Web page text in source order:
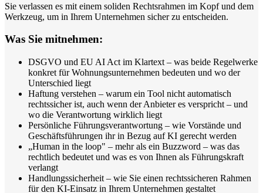
Sie verlassen es mit einem soliden Rechtsrahmen im Kopf und dem
Werkzeug, um in Ihrem Unternehmen sicher zu entscheiden.
Was Sie mitnehmen:
DSGVO und EU AI Act im Klartext – was beide Regelwerke
konkret für Wohnungsunternehmen bedeuten und wo der
Unterschied liegt
Haftung verstehen – warum ein Tool nicht automatisch
rechtssicher ist, auch wenn der Anbieter es verspricht – und
wo die Verantwortung wirklich liegt
Persönliche Führungsverantwortung – wie Vorstände und
Geschäftsführungen ihr in Bezug auf KI gerecht werden
„Human in the loop" – mehr als ein Buzzword – was das
rechtlich bedeutet und was es von Ihnen als Führungskraft
verlangt
Handlungssicherheit – wie Sie einen rechtssicheren Rahmen
für den KI-Einsatz in Ihrem Unternehmen gestaltet